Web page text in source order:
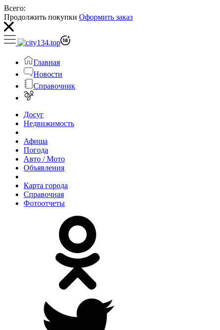
Всего:
Продолжить покупки Оформить заказ
Главная
Новости
Справочник
Досуг
Недвижимость
Афиша
Погода
Авто / Мото
Объявления
Карта города
Справочная
Фотоотчеты